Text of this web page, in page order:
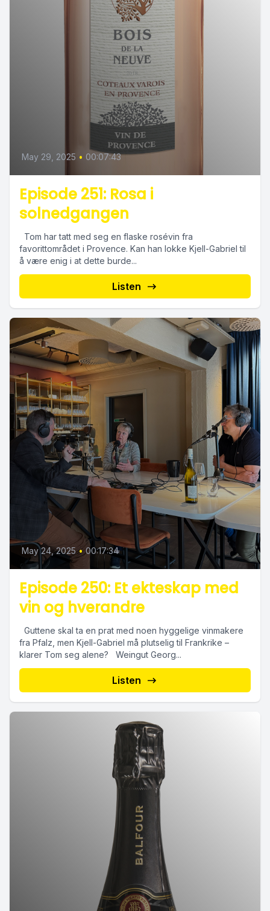
May 29, 2025 • 00:07:43
Episode 251: Rosa i
solnedgangen
Tom har tatt med seg en flaske rosévin fra
favorittområdet i Provence. Kan han lokke Kjell-Gabriel til
å være enig i at dette burde...
Listen
May 24, 2025 • 00:17:34
Episode 250: Et ekteskap med
vin og hverandre
Guttene skal ta en prat med noen hyggelige vinmakere
fra Pfalz, men Kjell-Gabriel må plutselig til Frankrike –
klarer Tom seg alene? Weingut Georg...
Listen